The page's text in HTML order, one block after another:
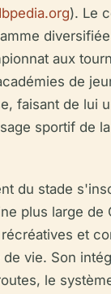
). Le
aux
de
faisant de lui
sportif de
du stade
plus large de
et
vie. Son
le